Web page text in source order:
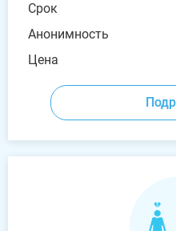
Срок
Анонимность
Цена